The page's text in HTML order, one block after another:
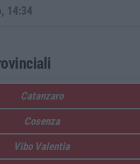
14:34
Catanzaro
Cosenza
Vibo Valentia